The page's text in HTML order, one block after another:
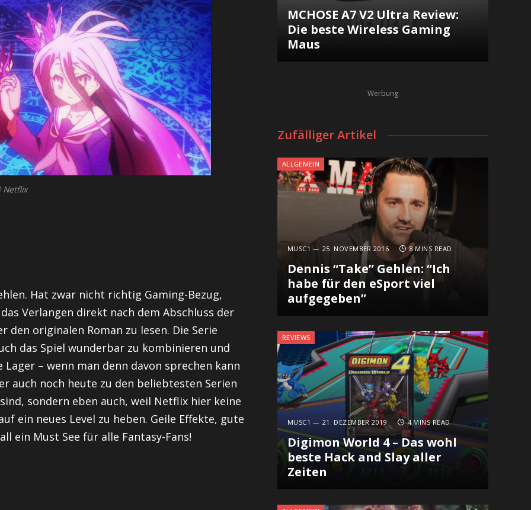
Hat zwar nicht richtig Gaming-Bezug,
Verlangen direkt nach dem Abschluss der
den originalen Roman zu lesen. Die Serie
das Spiel wunderbar zu kombinieren und
– wenn man denn davon sprechen kann
auch noch heute zu den beliebtesten Serien
sondern eben auch, weil Netflix hier keine
ein neues Level zu heben. Geile Effekte, gute
ein Must See für alle Fantasy-Fans!
MCHOSE A7 V2 Ultra Review:
Die beste Wireless Gaming
Maus
Werbung
Zufälliger Artikel
ALLGEMEIN
MUSC1 25. NOVEMBER 2016 8 MINS READ
Dennis “Take” Gehlen: “Ich
habe für den eSport viel
aufgegeben”
REVIEWS
MUSC1 21. DEZEMBER 2019 4 MINS READ
Digimon World 4 – Das wohl
beste Hack and Slay aller
Zeiten